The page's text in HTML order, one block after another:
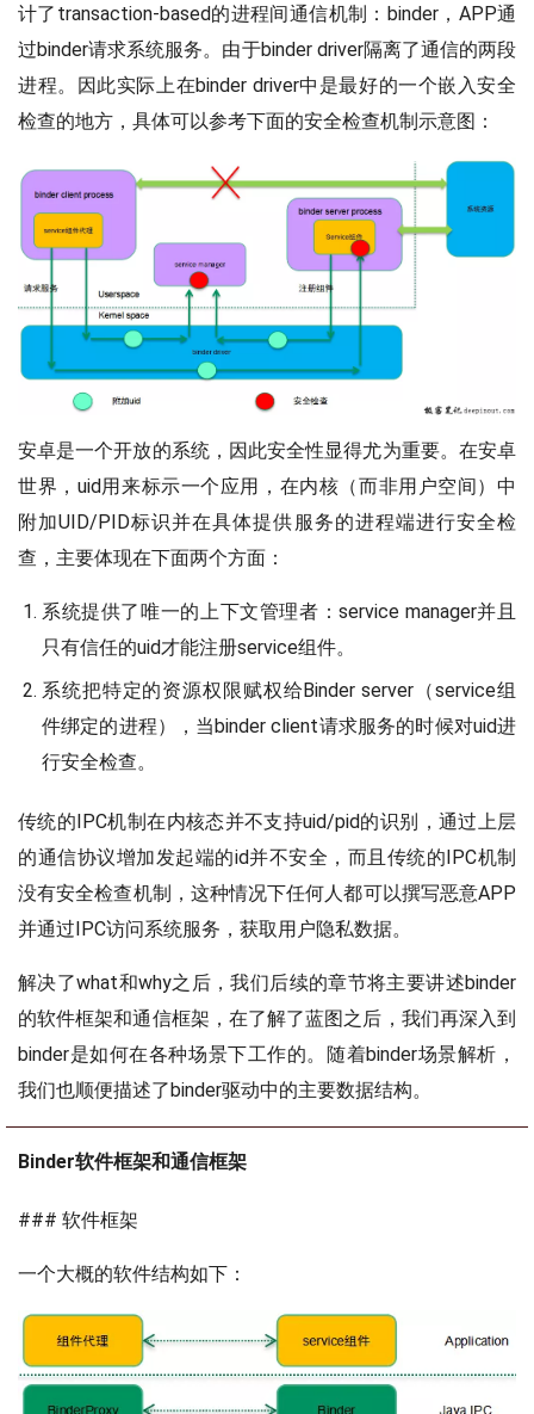
计了transaction-based的进程间通信机制：binder，APP通
过binder请求系统服务。由于binder driver隔离了通信的两段
进程。因此实际上在binder driver中是最好的一个嵌入安全
检查的地方，具体可以参考下面的安全检查机制示意图：
安卓是一个开放的系统，因此安全性显得尤为重要。在安卓
世界，uid用来标示一个应用，在内核（而非用户空间）中
附加UID/PID标识并在具体提供服务的进程端进行安全检
查，主要体现在下面两个方面：
系统提供了唯一的上下文管理者：service manager并且
只有信任的uid才能注册service组件。
系统把特定的资源权限赋权给Binder server（service组
件绑定的进程），当binder client请求服务的时候对uid进
行安全检查。
传统的IPC机制在内核态并不支持uid/pid的识别，通过上层
的通信协议增加发起端的id并不安全，而且传统的IPC机制
没有安全检查机制，这种情况下任何人都可以撰写恶意APP
并通过IPC访问系统服务，获取用户隐私数据。
解决了what和why之后，我们后续的章节将主要讲述binder
的软件框架和通信框架，在了解了蓝图之后，我们再深入到
binder是如何在各种场景下工作的。随着binder场景解析，
我们也顺便描述了binder驱动中的主要数据结构。
Binder软件框架和通信框架
### 软件框架
一个大概的软件结构如下：